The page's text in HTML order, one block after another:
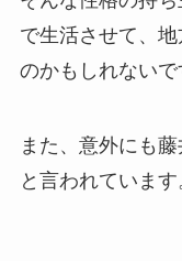
で生活させて、
のかもしれないで
また、意外にも
と言われています